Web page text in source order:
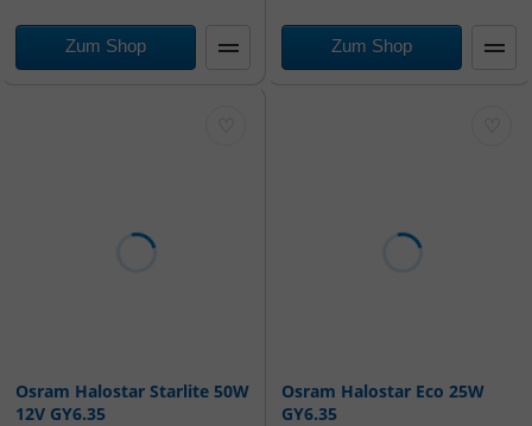
Zum Shop Zum Shop
♡
Osram Halostar Starlite 50W
12V GY6.35
♡
Osram Halostar Eco 25W
GY6.35